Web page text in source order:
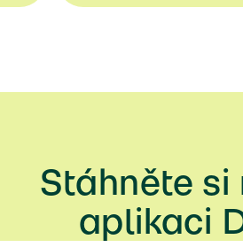
Stáhněte
aplikaci